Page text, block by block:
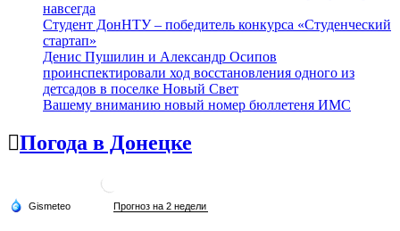
навсегда
Студент ДонНТУ – победитель конкурса «Студенческий
стартап»
Денис Пушилин и Александр Осипов
проинспектировали ход восстановления одного из
детсадов в поселке Новый Свет
Вашему вниманию новый номер бюллетеня ИМС
Погода в Донецке